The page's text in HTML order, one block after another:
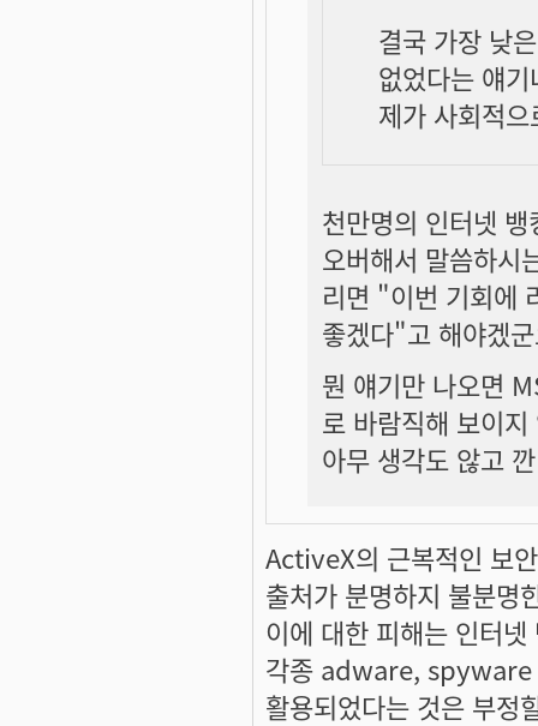
결국 가장 낮
없었다는 얘
제가 사회적
천만명의 인터넷
오버해서 말씀하시
리면 "이번 기회에
좋겠다"고 해야겠
뭔 얘기만 나오면
로 바람직해 보이
아무 생각도 않고
ActiveX의 근복적인 보
출처가 분명하지 불분명
이에 대한 피해는 인터
각종 adware, spyware
활용되었다는 것은 부정